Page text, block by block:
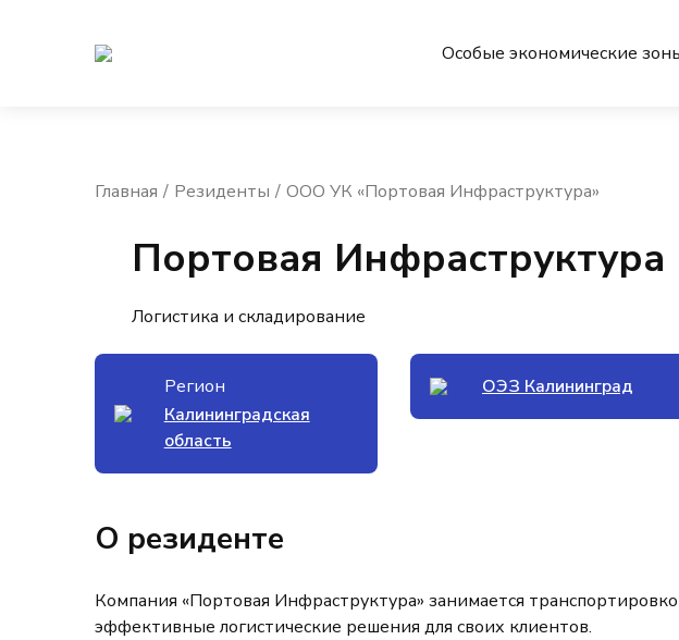
Особые экономические
Главная Резиденты ООО УК «Портовая Инфраструктура»
Портовая Инфраструктура
Логистика и складирование
Регион
Калининградская
область
ОЭЗ Калининград
О резиденте
Компания «Портовая Инфраструктура» занимается
эффективные логистические решения для своих клиентов.